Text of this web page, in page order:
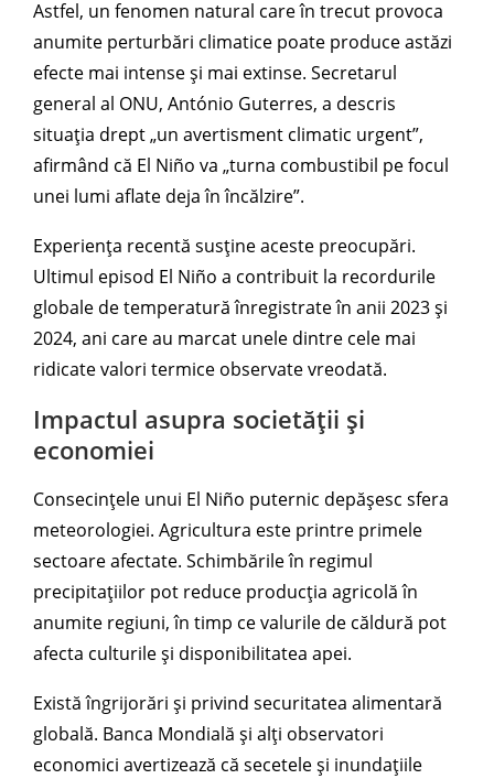
Astfel, un fenomen natural care în trecut provoca
anumite perturbări climatice poate produce astăzi
efecte mai intense și mai extinse. Secretarul
general al ONU, António Guterres, a descris
situația drept „un avertisment climatic urgent”,
afirmând că El Niño va „turna combustibil pe focul
unei lumi aflate deja în încălzire”.
Experiența recentă susține aceste preocupări.
Ultimul episod El Niño a contribuit la recordurile
globale de temperatură înregistrate în anii 2023 și
2024, ani care au marcat unele dintre cele mai
ridicate valori termice observate vreodată.
Impactul asupra societății și
economiei
Consecințele unui El Niño puternic depășesc sfera
meteorologiei. Agricultura este printre primele
sectoare afectate. Schimbările în regimul
precipitațiilor pot reduce producția agricolă în
anumite regiuni, în timp ce valurile de căldură pot
afecta culturile și disponibilitatea apei.
Există îngrijorări și privind securitatea alimentară
globală. Banca Mondială și alți observatori
economici avertizează că secetele și inundațiile